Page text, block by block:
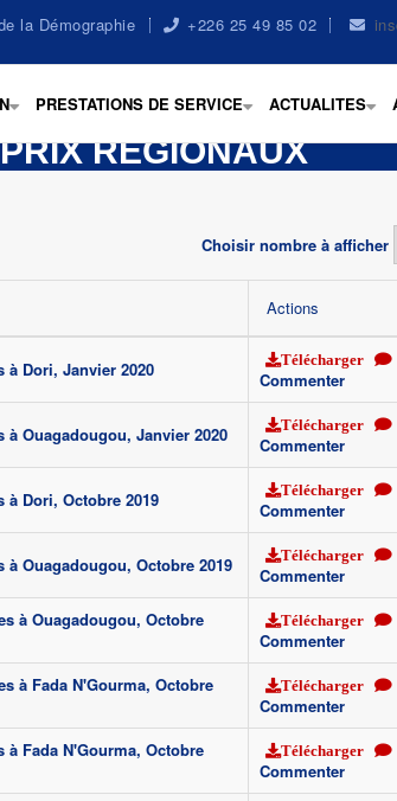
la Démographie +226 25 49 85 02
+ +
PRESTATIONS DE SERVICE
+
ACTUALITES
PRIX REGIONAUX
Choisir nombre à afficher
Actions
à Dori, Janvier 2020 Télécharger
Commenter
Ouagadougou, Janvier 2020 Télécharger
Commenter
à Dori, Octobre 2019 Télécharger
Commenter
Ouagadougou, Octobre 2019 Télécharger
Commenter
à Ouagadougou, Octobre
Télécharger
Commenter
à Fada N'Gourma, Octobre
Télécharger
Commenter
Fada N'Gourma, Octobre
Télécharger
Commenter